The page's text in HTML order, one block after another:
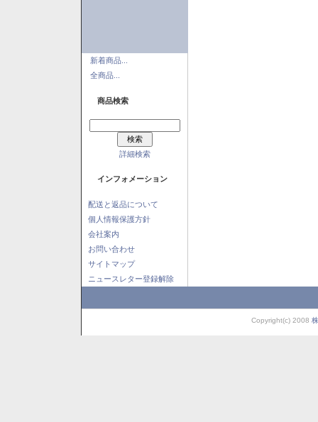
新着商品...
全商品...
商品検索
詳細検索
インフォメーション
配送と返品について
個人情報保護方針
会社案内
お問い合わせ
サイトマップ
ニュースレター登録解除
Copyright(c) 2008